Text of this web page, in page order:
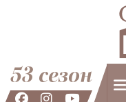
53 сезон